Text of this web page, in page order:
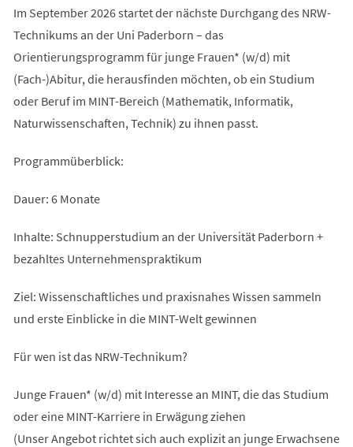
Im September 2026 startet der nächste Durchgang des NRW-
Technikums an der Uni Paderborn – das
Orientierungsprogramm für junge Frauen* (w/d) mit
(Fach-)Abitur, die herausfinden möchten, ob ein Studium
oder Beruf im MINT-Bereich (Mathematik, Informatik,
Naturwissenschaften, Technik) zu ihnen passt.
Programmüberblick:
Dauer: 6 Monate
Inhalte: Schnupperstudium an der Universität Paderborn +
bezahltes Unternehmenspraktikum
Ziel: Wissenschaftliches und praxisnahes Wissen sammeln
und erste Einblicke in die MINT-Welt gewinnen
Für wen ist das NRW-Technikum?
Junge Frauen* (w/d) mit Interesse an MINT, die das Studium
oder eine MINT-Karriere in Erwägung ziehen
(Unser Angebot richtet sich auch explizit an junge Erwachsene